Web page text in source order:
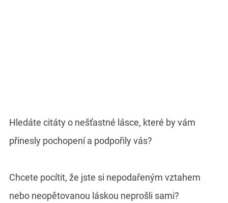
Hledáte citáty o nešťastné lásce, které by vám
přinesly pochopení a podpořily vás?
Chcete pocítit, že jste si nepodařeným vztahem
nebo neopětovanou láskou neprošli sami?